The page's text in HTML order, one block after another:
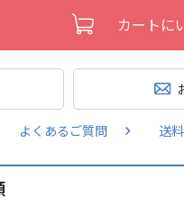
カートに
よくあるご質問 送